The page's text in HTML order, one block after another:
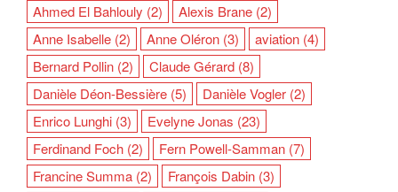
Ahmed El Bahlouly (2) Alexis Brane (2)
Anne Isabelle (2) Anne Oléron (3) aviation (4)
Bernard Pollin (2) Claude Gérard (8)
Danièle Déon-Bessière (5) Danièle Vogler (2)
Enrico Lunghi (3) Evelyne Jonas (23)
Ferdinand Foch (2) Fern Powell-Samman (7)
Francine Summa (2) François Dabin (3)